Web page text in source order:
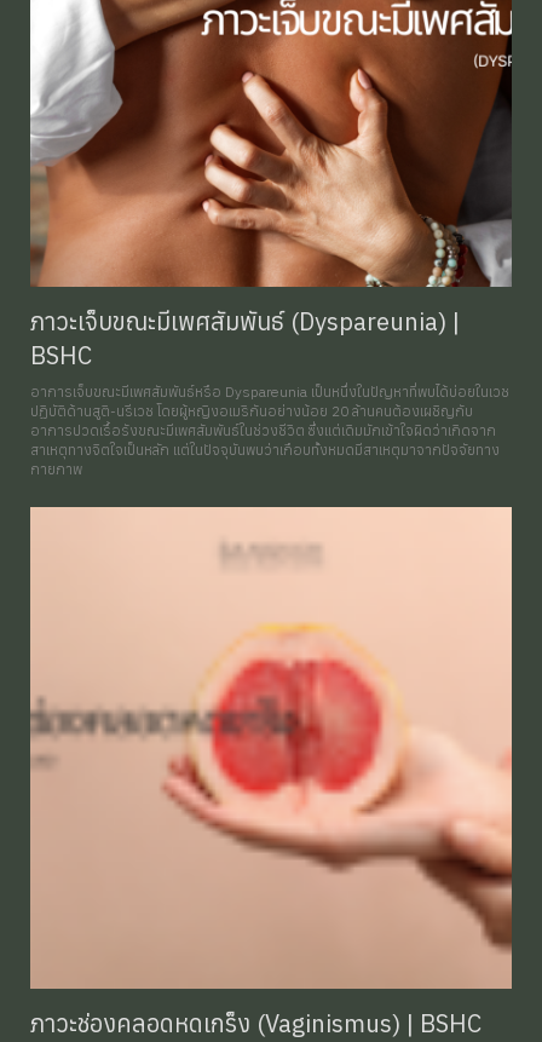
ภาวะเจ็บขณะมีเพศสัมพันธ์ (Dyspareunia) |
BSHC
อาการเจ็บขณะมีเพศสัมพันธ์หรือ Dyspareunia เป็นหนึ่งในปัญหาที่พบได้บ่อยในเวช
ปฏิบัติด้านสูติ-นรีเวช โดยผู้หญิงอเมริกันอย่างน้อย 20 ล้านคนต้องเผชิญกับ
อาการปวดเรื้อรังขณะมีเพศสัมพันธ์ในช่วงชีวิต ซึ่งแต่เดิมมักเข้าใจผิดว่าเกิดจาก
สาเหตุทางจิตใจเป็นหลัก แต่ในปัจจุบันพบว่าเกือบทั้งหมดมีสาเหตุมาจากปัจจัยทาง
กายภาพ
ภาวะช่องคลอดหดเกร็ง (Vaginismus) | BSHC